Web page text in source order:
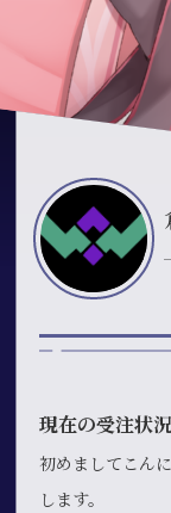
現在の受注状
初めましてこん
します。